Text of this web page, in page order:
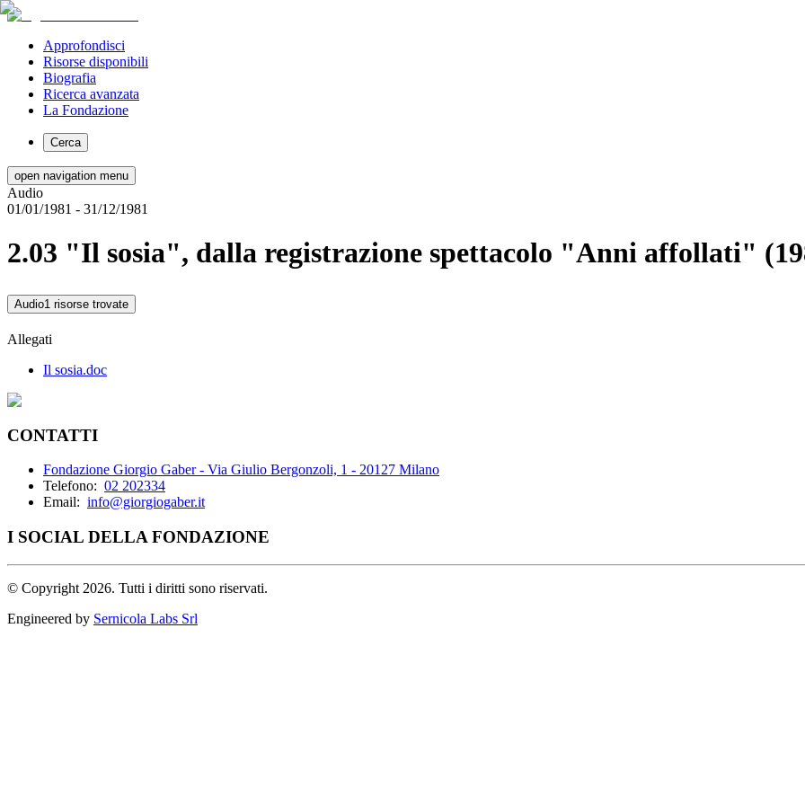
Approfondisci
Risorse disponibili
Biografia
Ricerca avanzata
La Fondazione
Cerca
open navigation menu
Audio
01/01/1981 - 31/12/1981
2.03 "Il sosia", dalla registrazione spettacolo "Anni affollati"
Audio1 risorse trovate
Allegati
Il sosia.doc
CONTATTI
Fondazione Giorgio Gaber - Via Giulio Bergonzoli, 1 - 20127 Milano
Telefono: 02 202334
Email: info@giorgiogaber.it
I SOCIAL DELLA FONDAZIONE
© Copyright 2026. Tutti i diritti sono riservati.
Engineered by Sernicola Labs Srl